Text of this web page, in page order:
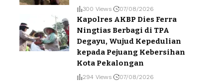
300 Views 07/08/2026
Kapolres AKBP Dies Ferra
Ningtias Berbagi di TPA
Degayu, Wujud Kepedulian
kepada Pejuang Kebersihan
Kota Pekalongan
294 Views 07/08/2026